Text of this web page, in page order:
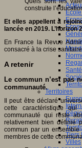
Santé
Territoires
Tiers
Villes
construite
Et elles appellent à
lancée en 2019. L’horizon
En France la Revue
consacré à la crise sanitaire
A retenir
Le commun n’est pas
communauté.
Il peut être déclaré
cette caractéristique
communauté qui reste
relativement bien définie
commun par un
membres de cette